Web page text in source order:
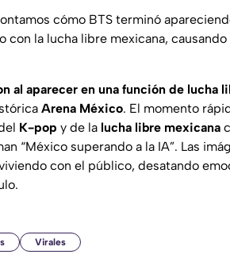
cómo BTS terminó
con la lucha libre mexicana,
al aparecer en una función de lucha
Arena México. El momento
K-pop y de la lucha libre mexicana
“México superando a la IA”. Las
con el público, desatando
Virales